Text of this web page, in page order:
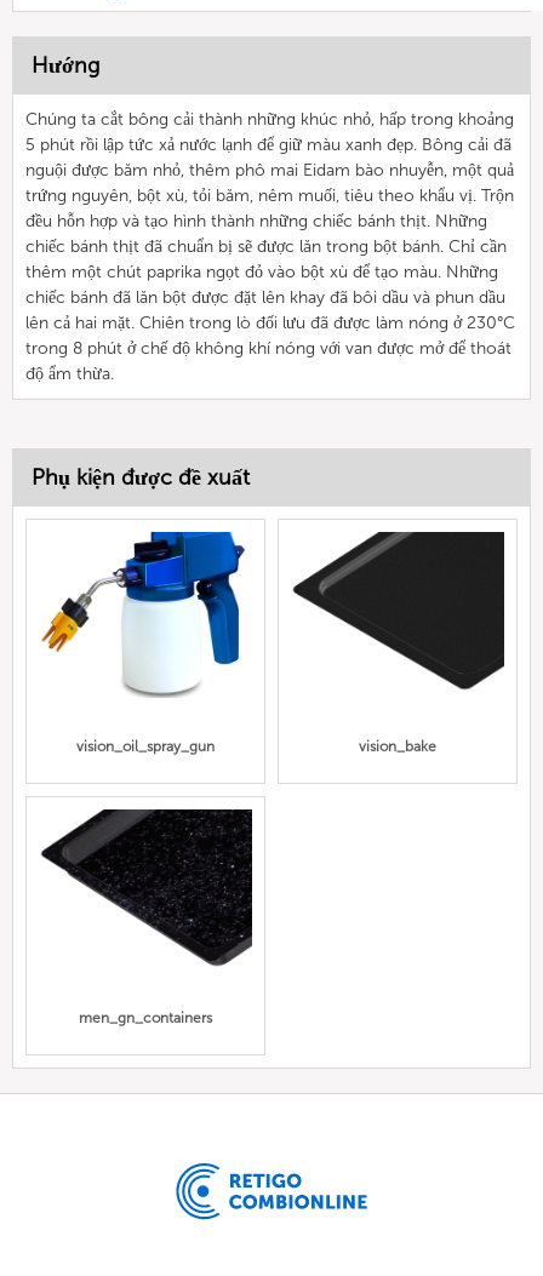
Hướng
Chúng ta cắt bông cải thành những khúc nhỏ, hấp trong khoảng
5 phút rồi lập tức xả nước lạnh để giữ màu xanh đẹp. Bông cải đã
nguội được băm nhỏ, thêm phô mai Eidam bào nhuyễn, một quả
trứng nguyên, bột xù, tỏi băm, nêm muối, tiêu theo khẩu vị. Trộn
đều hỗn hợp và tạo hình thành những chiếc bánh thịt. Những
chiếc bánh thịt đã chuẩn bị sẽ được lăn trong bột bánh. Chỉ cần
thêm một chút paprika ngọt đỏ vào bột xù để tạo màu. Những
chiếc bánh đã lăn bột được đặt lên khay đã bôi dầu và phun dầu
lên cả hai mặt. Chiên trong lò đối lưu đã được làm nóng ở 230°C
trong 8 phút ở chế độ không khí nóng với van được mở để thoát
độ ẩm thừa.
Phụ kiện được đề xuất
vision_oil_spray_gun vision_bake
men_gn_containers